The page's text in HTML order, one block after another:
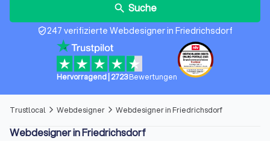
search Suche
verified_user247 verifizierte Webdesigner in Friedrichsdorf
Hervorragend| 2723 Bewertungen
Trustlocal arrow_forward_ios Webdesigner arrow_forward_ios Webdesigner in Friedrichsdorf
Webdesigner in Friedrichsdorf